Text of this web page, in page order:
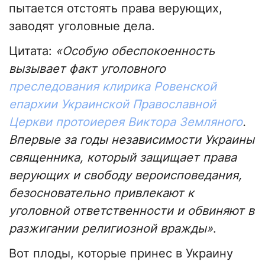
пытается отстоять права верующих,
заводят уголовные дела.
Цитата: «Особую обеспокоенность
вызывает факт уголовного
преследования клирика Ровенской
епархии Украинской Православной
Церкви протоиерея Виктора Земляного.
Впервые за годы независимости Украины
священника, который защищает права
верующих и свободу вероисповедания,
безосновательно привлекают к
уголовной ответственности и обвиняют в
разжигании религиозной вражды».
Вот плоды, которые принес в Украину